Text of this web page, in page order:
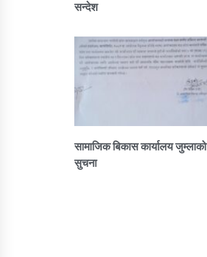
सन्देश
सामाजिक बिकास कार्यालय जुम्लाकाे
सुचना